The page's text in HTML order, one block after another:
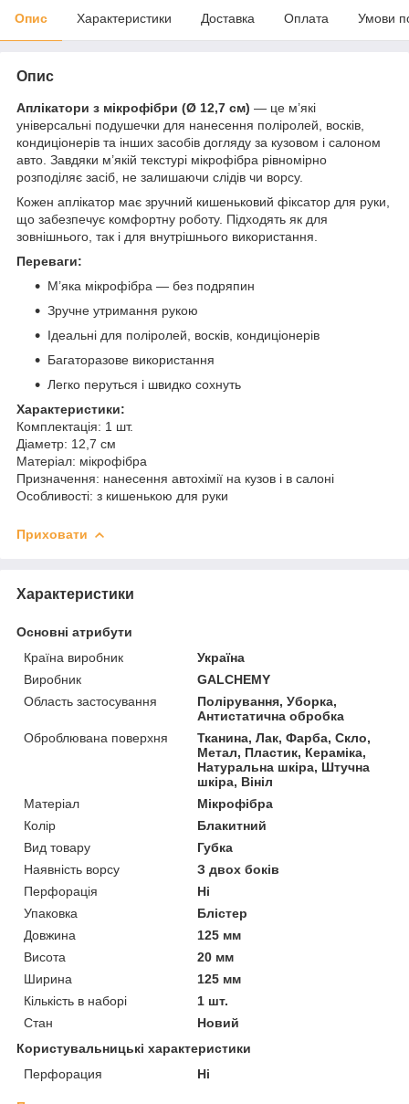
Опис Характеристики Доставка Оплата Умови
Опис
Аплікатори з мікрофібри (Ø 12,7 см) — це м’які
універсальні подушечки для нанесення поліролей, восків,
кондиціонерів та інших засобів догляду за кузовом і салоном
авто. Завдяки м’якій текстурі мікрофібра рівномірно
розподіляє засіб, не залишаючи слідів чи ворсу.
Кожен аплікатор має зручний кишеньковий фіксатор для руки,
що забезпечує комфортну роботу. Підходять як для
зовнішнього, так і для внутрішнього використання.
Переваги:
М’яка мікрофібра — без подряпин
Зручне утримання рукою
Ідеальні для поліролей, восків, кондиціонерів
Багаторазове використання
Легко перуться і швидко сохнуть
Характеристики:
Комплектація: 1 шт.
Діаметр: 12,7 см
Матеріал: мікрофібра
Призначення: нанесення автохімії на кузов і в салоні
Особливості: з кишенькою для руки
Приховати
Характеристики
Основні атрибути
Країна виробник
Україна
Виробник
GALCHEMY
Область застосування
Полірування, Уборка,
Антистатична обробка
Оброблювана поверхня
Тканина, Лак, Фарба, Скло,
Метал, Пластик, Кераміка,
Натуральна шкіра, Штучна
шкіра, Вініл
Матеріал
Мікрофібра
Колір
Блакитний
Вид товару
Губка
Наявність ворсу
З двох боків
Перфорація
Ні
Упаковка
Блістер
Довжина
125 мм
Висота
20 мм
Ширина
125 мм
Кількість в наборі
1 шт.
Стан
Новий
Користувальницькі характеристики
Перфорация
Ні